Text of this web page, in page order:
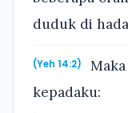
duduk di
(Yeh 14:2)
kepadaku: